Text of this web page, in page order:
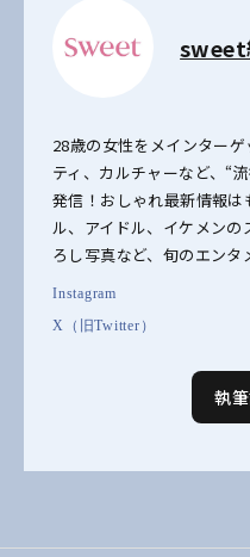
sweet
28歳の女性をメインター
ティ、カルチャーなど、“
発信！おしゃれ最新情報
ル、アイドル、イケメン
ろし写真など、旬のエン
Instagram
X（旧Twitter）
執